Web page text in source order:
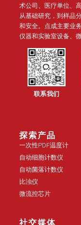
术公司、医疗单位、
从基础研究，到样品
和安全。点成主要业
仪器和实验室设备、
联系我们
探索产品
一次性PDF温度计
自动细胞计数仪
自动菌落计数仪
比浊仪
微流控芯片
社交媒体